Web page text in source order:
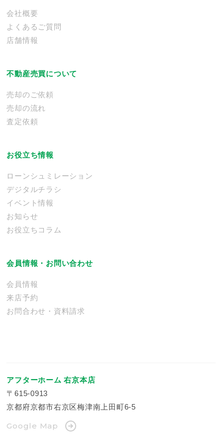
会社概要
よくあるご質問
店舗情報
不動産売買について
売却のご依頼
売却の流れ
査定依頼
お役立ち情報
ローンシュミレーション
デジタルチラシ
イベント情報
お知らせ
お役立ちコラム
会員情報・お問い合わせ
会員情報
来店予約
お問合わせ・資料請求
アフターホーム 右京本店
〒615-0913
京都府京都市右京区梅津南上田町6-5
Google Map